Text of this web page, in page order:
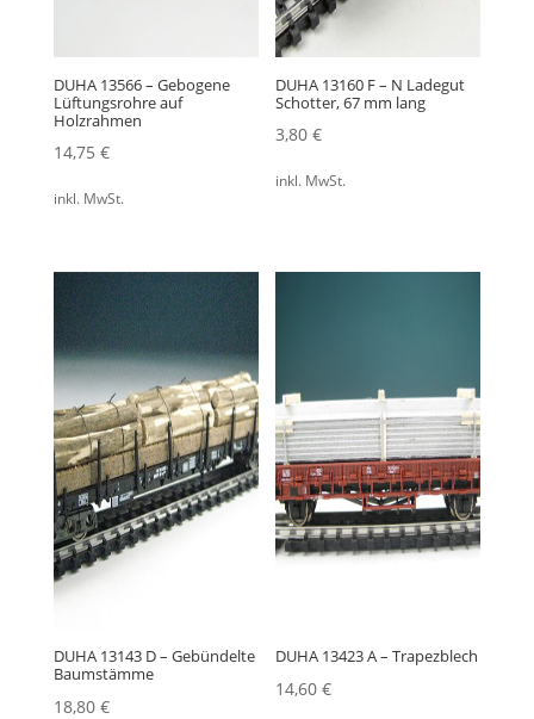
DUHA 13566 – Gebogene
Lüftungsrohre auf
Holzrahmen
14,75 €
inkl. MwSt.
DUHA 13160 F – N Ladegut
Schotter, 67 mm lang
3,80€
inkl. MwSt.
DUHA 13143 D – Gebündelte
Baumstämme
18,80 €
DUHA 13423 A – Trapezblech
14,60€